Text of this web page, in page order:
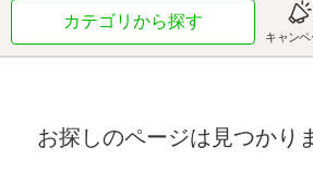
カテゴリから探す
キャンペ
お探しのページは見つかり